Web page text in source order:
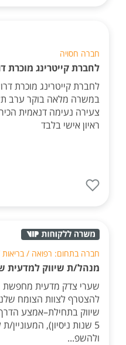
חברה חסויה
לחברת קייטרינג
לחברת קייטרינג מוכרת
במשרה מלאה בוקר ערב
צעירה נעימה דנאמית
ראיון אישי בלבד
חברה בתחום: רפואה / בריאות
מנהל/ת שיווק למדעית
שערי צדק מדעית מחפשת
להצטרף לצוות הצומח
5 שנות ניסיון),
ולהשפ...